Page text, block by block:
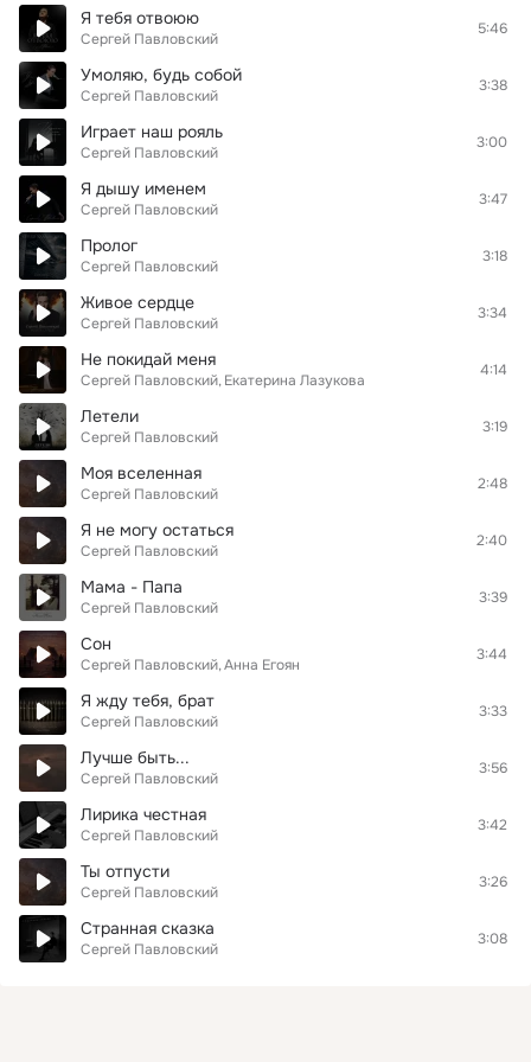
Я тебя отвоюю
Сергей Павловский
5:46
Умоляю, будь собой
Сергей Павловский
3:38
Играет наш рояль
Сергей Павловский
3:00
Я дышу именем
Сергей Павловский
3:47
Пролог
Сергей Павловский
3:18
Живое сердце
Сергей Павловский
3:34
Не покидай меня
Сергей Павловский Екатерина Лазукова
4:14
Летели
Сергей Павловский
3:19
Моя вселенная
Сергей Павловский
2:48
Я не могу остаться
Сергей Павловский
2:40
Мама - Папа
Сергей Павловский
3:39
Сон
Сергей Павловский Анна Егоян
3:44
Я жду тебя, брат
Сергей Павловский
3:33
Лучше быть...
Сергей Павловский
3:56
Лирика честная
Сергей Павловский
3:42
Ты отпусти
Сергей Павловский
3:26
Странная сказка
Сергей Павловский
3:08